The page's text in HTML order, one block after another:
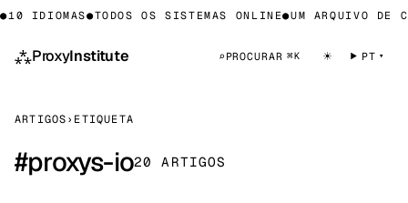
IDIOMAS●TODOS OS SISTEMAS ONLINE●UM ARQUIVO DE
⁂ProxyInstitute ⌕ PROCURAR ⌘K ☀ PT
ARTIGOS › ETIQUETA
#proxys-io20 ARTIGOS